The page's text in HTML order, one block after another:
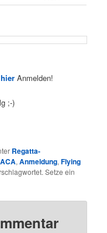
hier Anmelden!
;-)
Regatta-
ACA,Anmeldung,Flying
Setze ein